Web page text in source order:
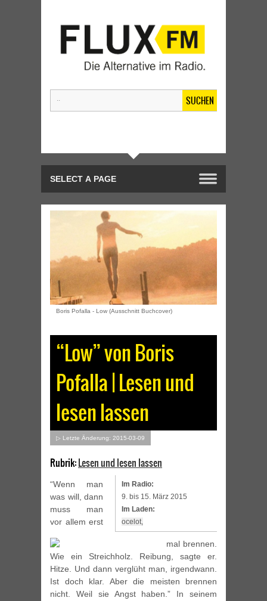
SUCHEN
Boris Pofalla - Low (Ausschnitt Buchcover)
“Low” von Boris
Pofalla | Lesen und
lesen lassen
▷ Letzte Änderung: 2015-03-09
Rubrik:Lesen und lesen lassen
Im Radio:
9. bis 15. März 2015
Im Laden:
ocelot,
“Wenn man
was will, dann
muss man
vor allem erst
mal brennen.
Wie ein Streichholz. Reibung, sagte er.
Hitze. Und dann verglüht man, irgendwann.
Ist doch klar. Aber die meisten brennen
nicht. Weil sie Angst haben.” In seinem